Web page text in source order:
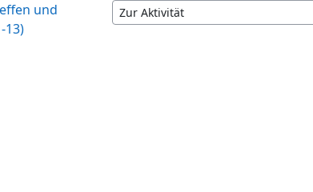
und
13)
Zur Aktivität